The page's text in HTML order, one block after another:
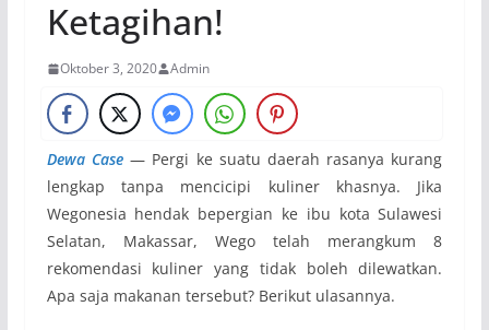
Ketagihan!
Oktober 3, 2020 Admin
Dewa Case — Pergi ke suatu daerah rasanya kurang
lengkap tanpa mencicipi kuliner khasnya. Jika
Wegonesia hendak bepergian ke ibu kota Sulawesi
Selatan, Makassar, Wego telah merangkum 8
rekomendasi kuliner yang tidak boleh dilewatkan.
Apa saja makanan tersebut? Berikut ulasannya.